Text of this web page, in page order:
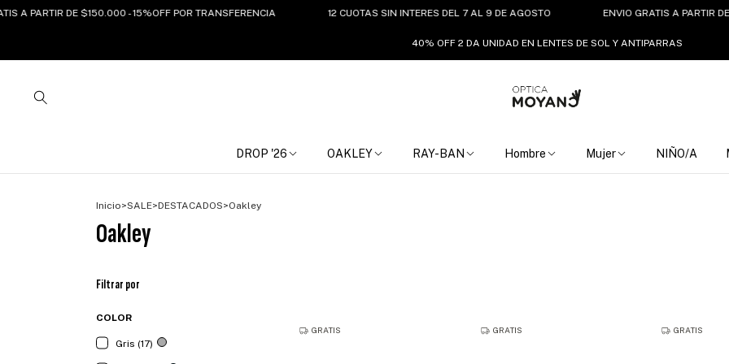
DE $150.000 - 15%OFF POR TRANSFERENCIA 12 CUOTAS SIN INTERES DEL 7 AL 9 DE AGOSTO ENVIO GRATIS A PARTIR DE
40% OFF 2 DA UNIDAD EN LENTES DE SOL Y ANTIPARRAS
DROP '26 OAKLEY RAY-BAN Hombre Mujer NIÑO/A
Inicio>SALE>DESTACADOS>Oakley
Oakley
Filtrar por
COLOR
Gris (17)
GRATIS GRATIS GRATIS